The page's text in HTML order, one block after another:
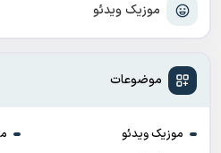
موزیک ویدئو
موضوعات
موزیک ویدئو